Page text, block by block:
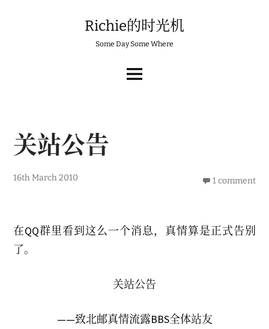
Richie的时光机
Some Day Some Where
MENU
关站公告
16th March 2010 1 comment
在QQ群里看到这么一个消息，真情算是正式告别
了。
关站公告
——致北邮真情流露BBS全体站友